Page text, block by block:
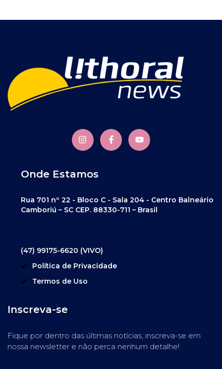
Onde Estamos
Rua 701 nº 22 - Bloco C - Sala 204 - Centro Balneário
Camboriú – SC CEP. 88330-711 – Brasil
(47) 99175-6620 (VIVO)
Política de Privacidade
Termos de Uso
Inscreva-se
Fique por dentro das últimas notícias, inscreva-se em
nossa newsletter e não perca nenhum detalhe!